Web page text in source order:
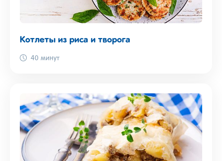
Котлеты из риса и творога
40 минут